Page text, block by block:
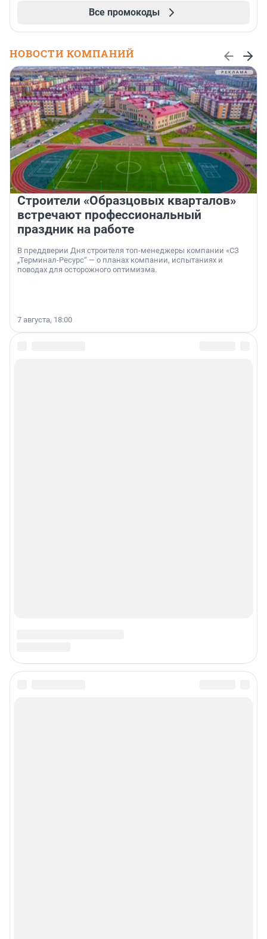
Все промокоды
НОВОСТИ КОМПАНИЙ
Строители «Образцовых кварталов»
встречают профессиональный
праздник на работе
В преддверии Дня строителя топ-менеджеры компании «СЗ
„Терминал-Ресурс“ — о планах компании, испытаниях и
поводах для осторожного оптимизма.
7 августа, 18:00